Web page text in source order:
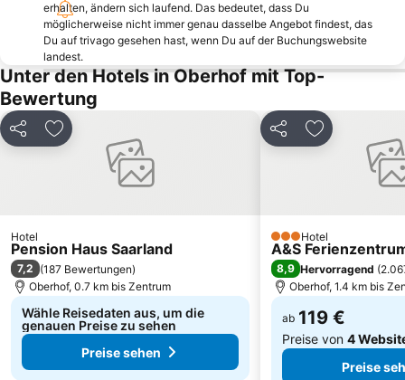
Steigerwaldstadion
Vieselbach
Schneekopf
Gelmeroda
Daberstedt
Großer Inselsberg
Molsdorf
Rieth
Niedernissa
Bischleben-Stedten
Marktplatz zu Eisenach
Heidecksburg
Eissportzentrum
erhalten, ändern sich laufend. Das bedeutet, dass Du
möglicherweise nicht immer genau dasselbe Angebot findest, das
Du auf trivago gesehen hast, wenn Du auf der Buchungswebsite
landest.
Unter den Hotels in Oberhof mit Top-
Bewertung
Teilen Zu Favoriten hinzufügen
Hotel
Pension Haus Saarland
7,2 (187 Bewertungen)
Oberhof, 0.7 km bis Zentrum
Wähle Reisedaten aus, um die
genauen Preise zu sehen
Preise sehen
Teilen Zu Favoriten
3 Sterne
Hotel
A&S
8,9 Hervorragend (
Oberhof, 1.4 km bis
ab 119 €
Preise von 4
Preise